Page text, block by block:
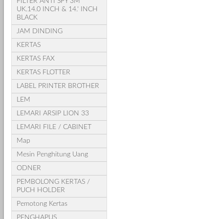
UK.14.0 INCH & 14.' INCH
BLACK
JAM DINDING
KERTAS
KERTAS FAX
KERTAS FLOTTER
LABEL PRINTER BROTHER
LEM
LEMARI ARSIP LION 33
LEMARI FILE / CABINET
Map
Mesin Penghitung Uang
ODNER
PEMBOLONG KERTAS /
PUCH HOLDER
Pemotong Kertas
PENGHAPUS